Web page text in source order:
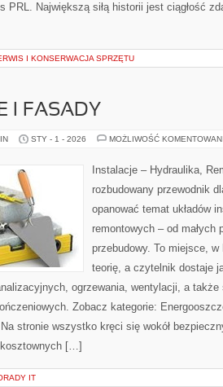
PRL. Największą siłą historii jest ciągłość
I KONSERWACJA SPRZĘTU
I FASADY
STY - 1 - 2026 MOŻLIWOŚĆ
Instalacje – Hydraulika,
rozbudowany przewodnik
opanować temat układów
remontowych – od małych
przebudowy. To miejsce,
teorię, a czytelnik dostaje
ogrzewania, wentylacji, a także
Zobacz kategorie:
stronie wszystko kręci się wokół
[…]
IT